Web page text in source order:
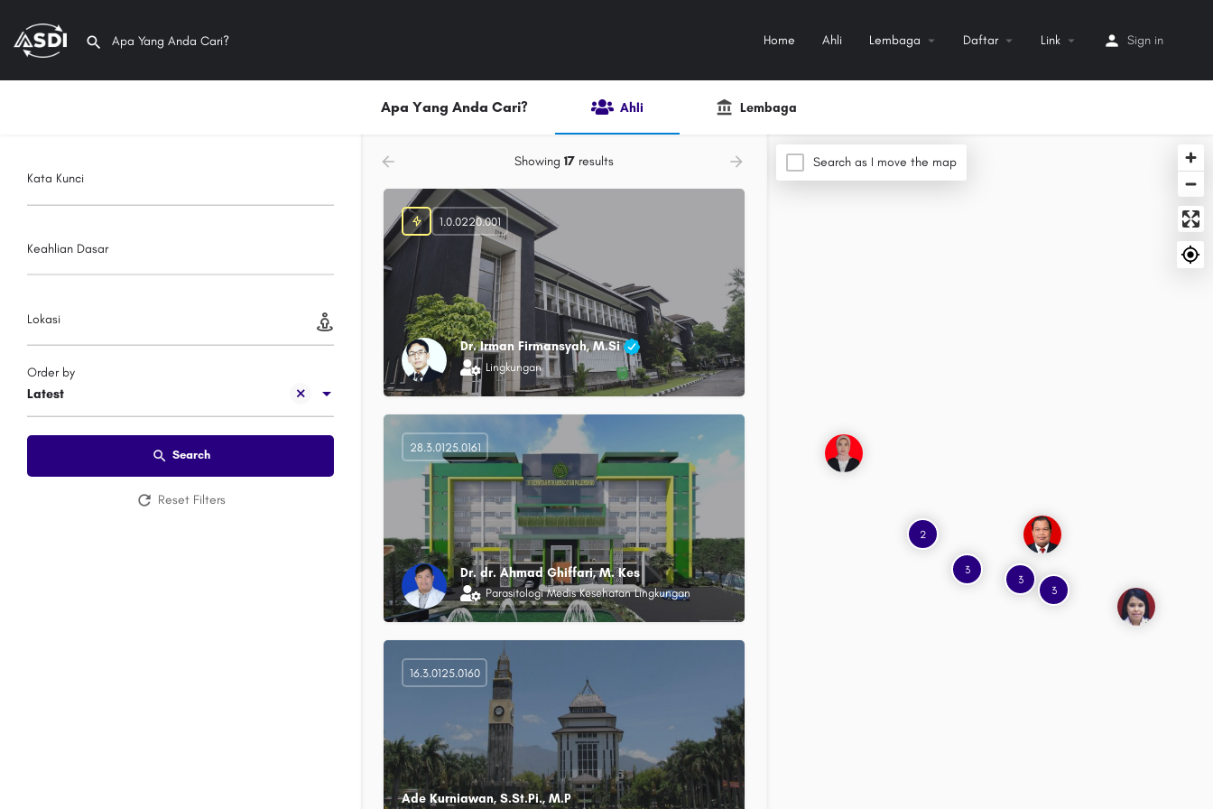
Home Ahli Lembaga Daftar Link Sign in
Apa Yang Anda Cari? Ahli Lembaga
Kata Kunci
Keahlian Dasar
Lokasi
Latest
Order by
Search
Reset Filters
Showing 17 results
Dr. Irman Firmansyah, M.Si
Lingkungan
1.0.0220.001
Dr. dr. Ahmad Ghiffari, M. Kes
Parasitologi Medis Kesehatan Lingkungan
28.3.0125.0161
Ade Kurniawan, S.St.Pi., M.P
16.3.0125.0160
2
3
3
3
Search as I move the map